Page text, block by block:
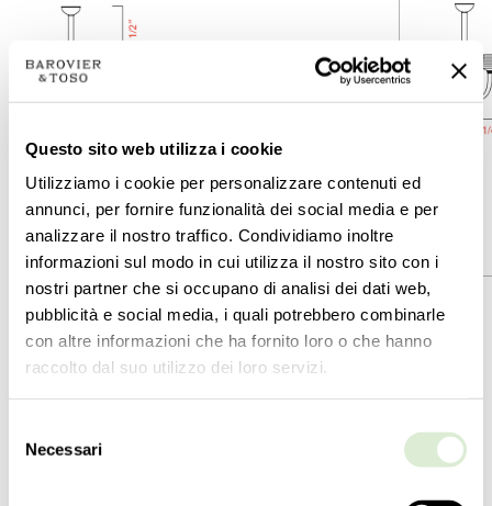
Questo sito web utilizza i cookie
Utilizziamo i cookie per personalizzare contenuti ed
annunci, per fornire funzionalità dei social media e per
analizzare il nostro traffico. Condividiamo inoltre
informazioni sul modo in cui utilizza il nostro sito con i
nostri partner che si occupano di analisi dei dati web,
pubblicità e social media, i quali potrebbero combinarle
con altre informazioni che ha fornito loro o che hanno
raccolto dal suo utilizzo dei loro servizi.
delNecessari
5717-04
集合
Florian
类型学
吊灯
90cm
5717-06
集合
吊灯
高度
cm